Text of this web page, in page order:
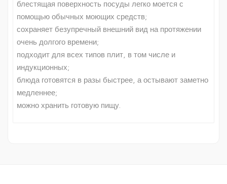
блестящая поверхность посуды легко моется с
помощью обычных моющих средств;
сохраняет безупречный внешний вид на протяжении
очень долгого времени;
подходит для всех типов плит, в том числе и
индукционных;
блюда готовятся в разы быстрее, а остывают заметно
медленнее;
можно хранить готовую пищу.